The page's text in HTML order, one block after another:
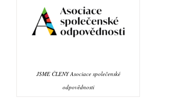
JSME ČLENY Asociace společenské
odpovědnosti